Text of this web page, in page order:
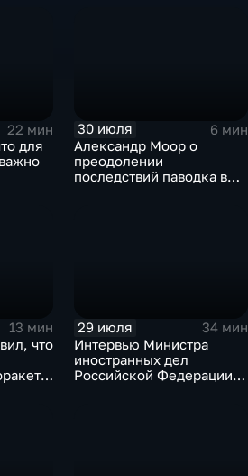
22 мин
для
30 июля
6 мин
Александр Моор о
преодолении
последствий паводка в
13 мин
что
29 июля
34 мин
Интервью Министра
иностранных дел
Российской Федерации,